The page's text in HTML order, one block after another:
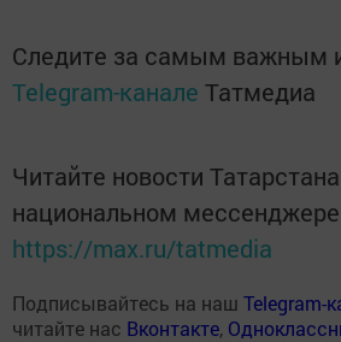
Следите за самым важным
Telegram-канале Татмедиа
Читайте новости
национальном
https://max.ru/tatmedia
Подписывайтесь на наш Telegram-
читайте нас Вконтакте,